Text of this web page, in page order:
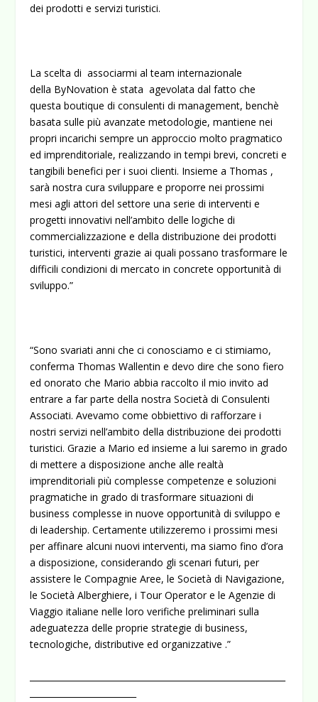
dei prodotti e servizi turistici.
La scelta di associarmi al team internazionale
della ByNovation è stata agevolata dal fatto che
questa boutique di consulenti di management, benchè
basata sulle più avanzate metodologie, mantiene nei
propri incarichi sempre un approccio molto pragmatico
ed imprenditoriale, realizzando in tempi brevi, concreti e
tangibili benefici per i suoi clienti. Insieme a Thomas ,
sarà nostra cura sviluppare e proporre nei prossimi
mesi agli attori del settore una serie di interventi e
progetti innovativi nell’ambito delle logiche di
commercializzazione e della distribuzione dei prodotti
turistici, interventi grazie ai quali possano trasformare le
difficili condizioni di mercato in concrete opportunità di
sviluppo.”
“Sono svariati anni che ci conosciamo e ci stimiamo,
conferma Thomas Wallentin e devo dire che sono fiero
ed onorato che Mario abbia raccolto il mio invito ad
entrare a far parte della nostra Società di Consulenti
Associati. Avevamo come obbiettivo di rafforzare i
nostri servizi nell’ambito della distribuzione dei prodotti
turistici. Grazie a Mario ed insieme a lui saremo in grado
di mettere a disposizione anche alle realtà
imprenditoriali più complesse competenze e soluzioni
pragmatiche in grado di trasformare situazioni di
business complesse in nuove opportunità di sviluppo e
di leadership. Certamente utilizzeremo i prossimi mesi
per affinare alcuni nuovi interventi, ma siamo fino d’ora
a disposizione, considerando gli scenari futuri, per
assistere le Compagnie Aree, le Società di Navigazione,
le Società Alberghiere, i Tour Operator e le Agenzie di
Viaggio italiane nelle loro verifiche preliminari sulla
adeguatezza delle proprie strategie di business,
tecnologiche, distributive ed organizzative .”